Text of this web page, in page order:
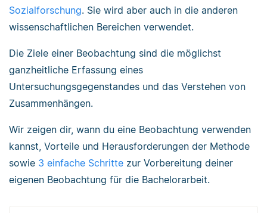
Sozialforschung. Sie wird aber auch in die anderen
wissenschaftlichen Bereichen verwendet.
Die Ziele einer Beobachtung sind die möglichst
ganzheitliche Erfassung eines
Untersuchungsgegenstandes und das Verstehen von
Zusammenhängen.
Wir zeigen dir, wann du eine Beobachtung verwenden
kannst, Vorteile und Herausforderungen der Methode
sowie 3 einfache Schritte zur Vorbereitung deiner
eigenen Beobachtung für die Bachelorarbeit.